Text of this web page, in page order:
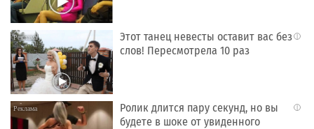
i
Этот танец невесты оставит вас без
слов! Пересмотрела 10 раз
i
Ролик длится пару секунд, но вы
будете в шоке от увиденного